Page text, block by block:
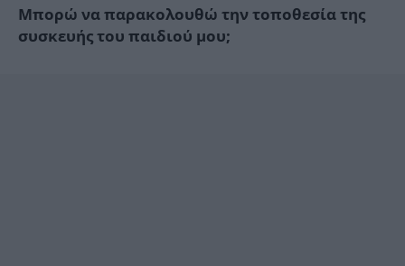
Μπορώ να παρακολουθώ την τοποθεσία της
συσκευής του παιδιού μου;